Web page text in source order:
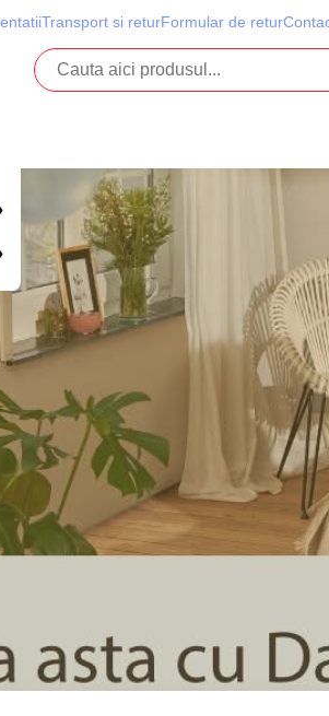
Transport si returFormular de retur